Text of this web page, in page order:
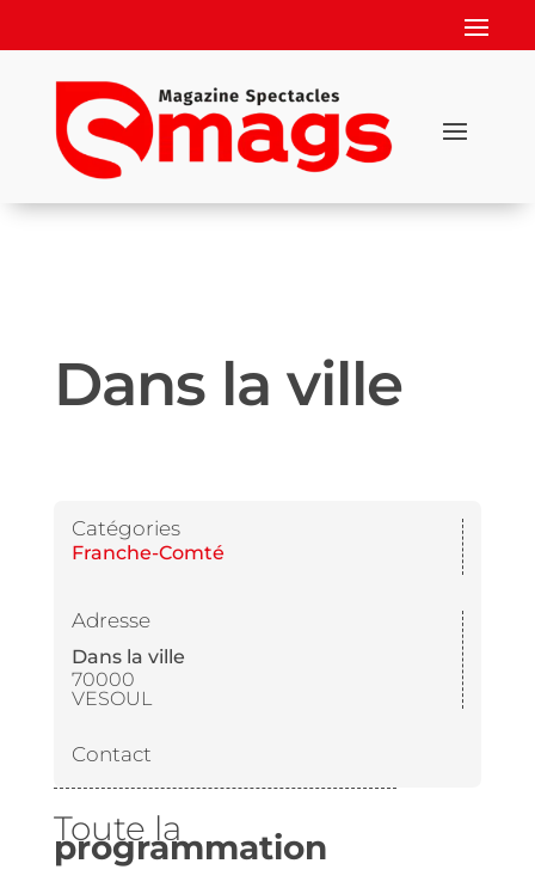
Dans la ville
Catégories
Franche-Comté
Adresse
Dans la ville
70000
VESOUL
Contact
Toute la
programmation